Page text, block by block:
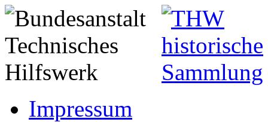
Impressum